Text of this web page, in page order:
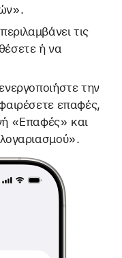
τις
ή να
την
επαφές,
«Επαφές» και